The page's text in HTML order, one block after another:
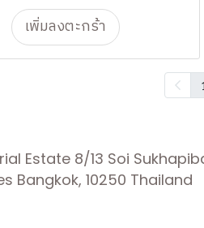
เพิ่มลงตะกร้า
1
Estate 8/13 Soi
Bangkok, 10250 Thailand